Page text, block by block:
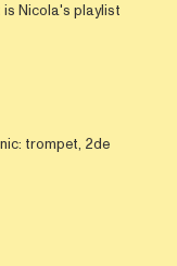
is Nicola's playlist
trompet, 2de